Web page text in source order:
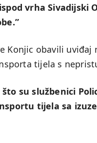
vrha Sivadijski
Konjic obavili uviđaj
tijela s
što su službenici
tijela sa